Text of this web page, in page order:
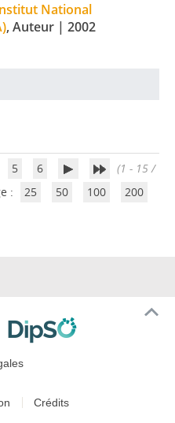
National
, Auteur | 2002
5 6
(1 - 15 /
: 25 50 100 200
Crédits